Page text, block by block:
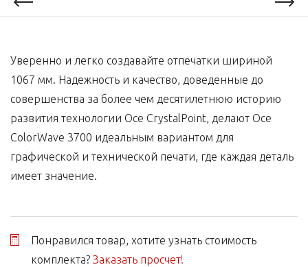
Уверенно и легко создавайте отпечатки шириной
1067 мм. Надежность и качество, доведенные до
совершенства за более чем десятилетнюю историю
развития технологии Oce CrystalPoint, делают Oce
ColorWave 3700 идеальным вариантом для
графической и технической печати, где каждая деталь
имеет значение.
Понравился товар, хотите узнать стоимость
комплекта? Заказать просчет!